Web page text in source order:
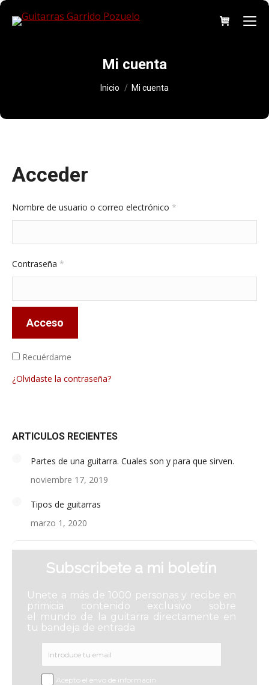
Mi cuenta
Estás aquí:
Inicio Mi cuenta
Acceder
Nombre de usuario o correo electrónico *
Contraseña *
Acceso
Recuérdame
¿Olvidaste la contraseña?
ARTICULOS RECIENTES
Partes de una guitarra. Cuales son y para que sirven.
noviembre 17, 2019
Tipos de guitarras
marzo 1, 2020
Subscribete a mi boletín
Unete a más de 1000 personas y recibe en
primicia contenido exclusivo sobre
el mundo de la guitarra directamente en
tu bandeja de entrada
Acepto el envo de informacin